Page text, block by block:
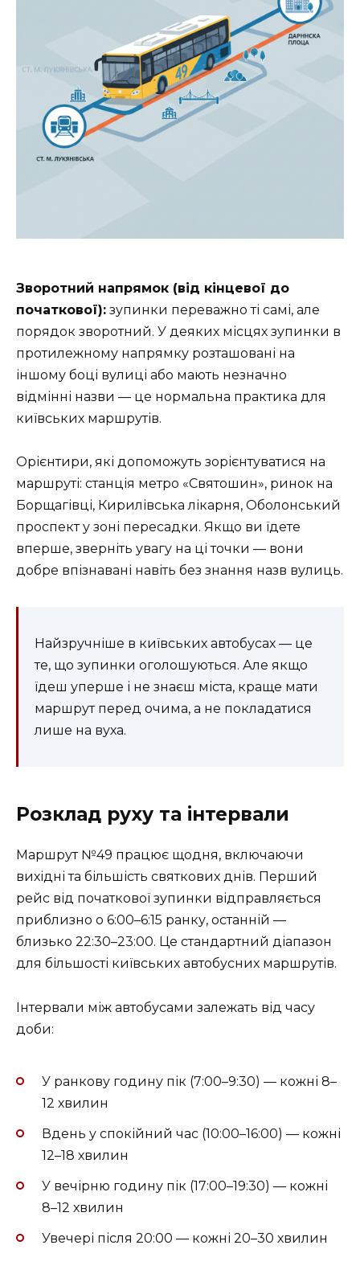
Зворотний напрямок (від кінцевої до
початкової): зупинки переважно ті самі, але
порядок зворотний. У деяких місцях зупинки в
протилежному напрямку розташовані на
іншому боці вулиці або мають незначно
відмінні назви — це нормальна практика для
київських маршрутів.
Орієнтири, які допоможуть зорієнтуватися на
маршруті: станція метро «Святошин», ринок на
Борщагівці, Кирилівська лікарня, Оболонський
проспект у зоні пересадки. Якщо ви їдете
вперше, зверніть увагу на ці точки — вони
добре впізнавані навіть без знання назв вулиць.
Найзручніше в київських автобусах — це
те, що зупинки оголошуються. Але якщо
їдеш уперше і не знаєш міста, краще мати
маршрут перед очима, а не покладатися
лише на вуха.
Розклад руху та інтервали
Маршрут №49 працює щодня, включаючи
вихідні та більшість святкових днів. Перший
рейс від початкової зупинки відправляється
приблизно о 6:00–6:15 ранку, останній —
близько 22:30–23:00. Це стандартний діапазон
для більшості київських автобусних маршрутів.
Інтервали між автобусами залежать від часу
доби:
У ранкову годину пік (7:00–9:30) — кожні 8–
12 хвилин
Вдень у спокійний час (10:00–16:00) — кожні
12–18 хвилин
У вечірню годину пік (17:00–19:30) — кожні
8–12 хвилин
Увечері після 20:00 — кожні 20–30 хвилин